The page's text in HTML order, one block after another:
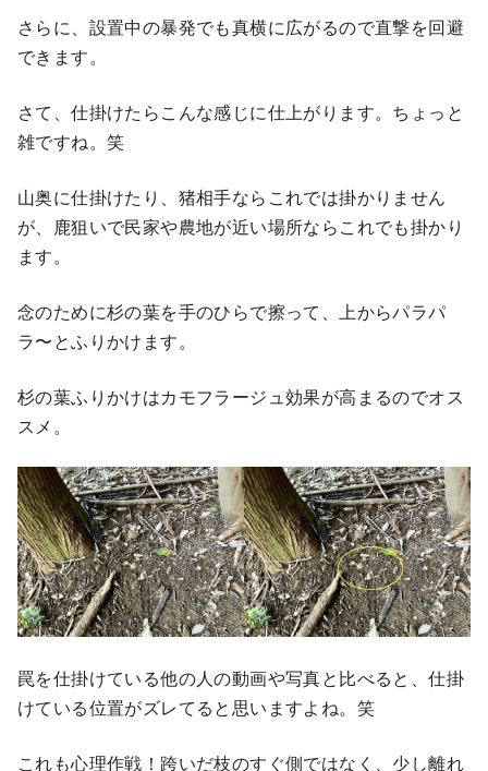
さらに、設置中の暴発でも真横に広がるので直撃を回避
できます。
さて、仕掛けたらこんな感じに仕上がります。ちょっと
雑ですね。笑
山奥に仕掛けたり、猪相手ならこれでは掛かりません
が、鹿狙いで民家や農地が近い場所ならこれでも掛かり
ます。
念のために杉の葉を手のひらで擦って、上からパラパ
ラ〜とふりかけます。
杉の葉ふりかけはカモフラージュ効果が高まるのでオス
スメ。
罠を仕掛けている他の人の動画や写真と比べると、仕掛
けている位置がズレてると思いますよね。笑
これも心理作戦！跨いだ枝のすぐ側ではなく、少し離れ